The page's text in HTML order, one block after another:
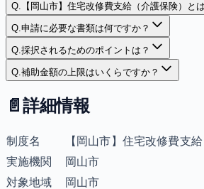
Q. 【岡山市】住宅改修費支給（介護保険）と
Q.申請に必要な書類は何ですか？
Q.採択されるためのポイントは？
Q.補助金額の上限はいくらですか？
📄 詳細情報
制度名
【岡山市】住宅改修費支給
実施機関
岡山市
対象地域
岡山市